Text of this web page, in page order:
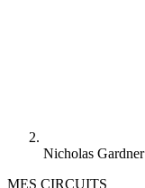
Nicholas Gardner
MES CIRCUITS